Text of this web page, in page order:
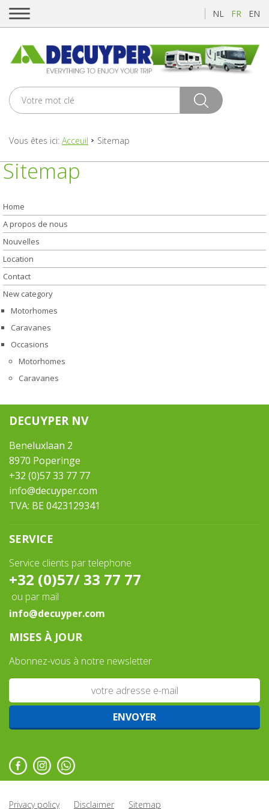
NL FR EN
Vous êtes ici: Acceuil Sitemap
Sitemap
Home
A propos de nous
Nouvelles
Location
Contact
New category
Motorhomes
Caravanes
Occasions
Motorhomes
Caravanes
DECUYPER NV
Beneluxlaan 2
8970 Poperinge
+32 (0)57 33 77 77
info@decuyper.com
TVA: BE 0423129341
SERVICE
Service clients par telephone
+32 (0)57/ 33 77 77
ou par mail
info@decuyper.com
MISES À JOUR
Abonnez-vous à notre newsletter
Privacy policy Disclaimer Sitemap